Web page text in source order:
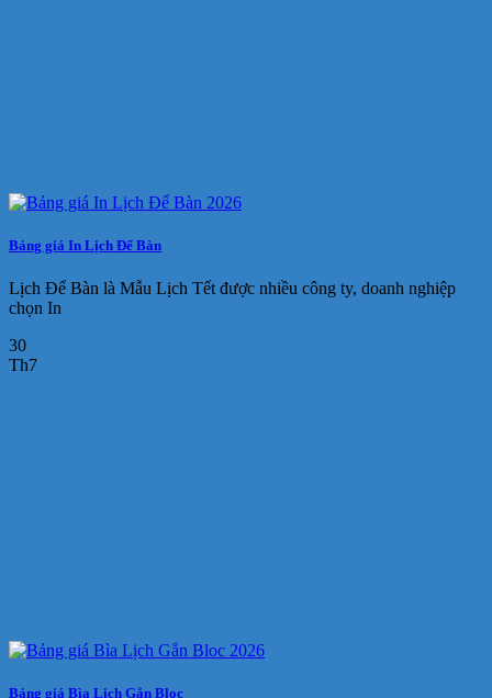
Bảng giá In Lịch Để Bàn
Lịch Để Bàn là Mẫu Lịch Tết được nhiều công ty, doanh nghiệp
chọn In
30
Th7
Bảng giá Bìa Lịch Gắn Bloc